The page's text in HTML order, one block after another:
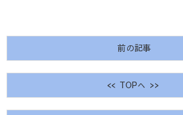
前の記事
<< TOPへ >>